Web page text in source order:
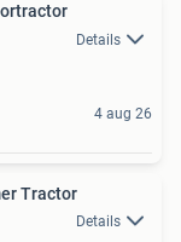
Details
4 aug 26
Tractor
Details